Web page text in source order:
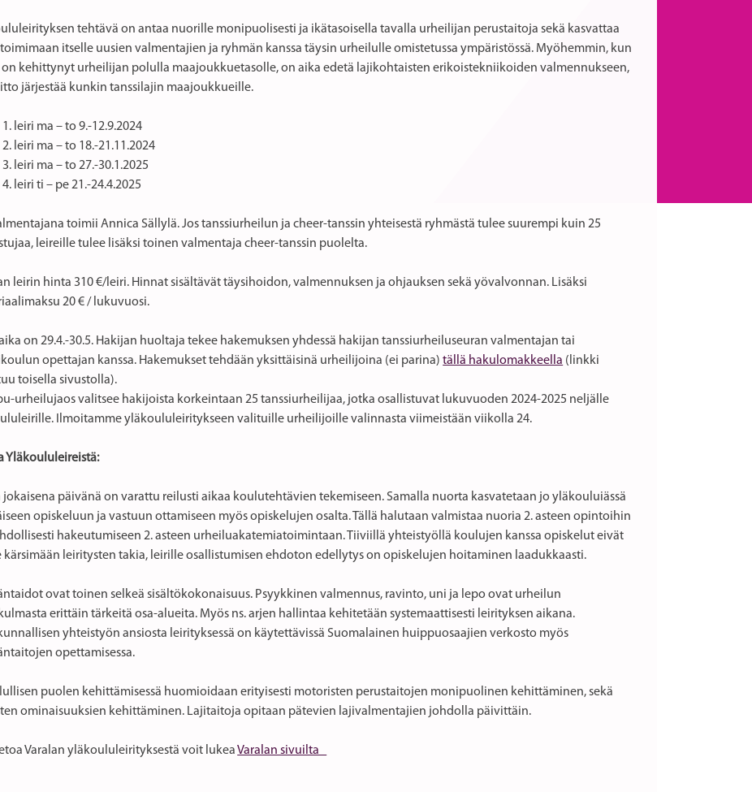
tehtävä on antaa nuorille monipuolisesti ja ikätasoisella tavalla urheilijan perustaitoja sekä kasvattaa
itselle uusien valmentajien ja ryhmän kanssa täysin urheilulle omistetussa ympäristössä. Myöhemmin, kun
kehittynyt urheilijan polulla maajoukkuetasolle, on aika edetä lajikohtaisten erikoistekniikoiden valmennukseen,
järjestää kunkin tanssilajin maajoukkueille.
1. leiri ma – to 9.-12.9.2024
2. leiri ma – to 18.-21.11.2024
3. leiri ma – to 27.-30.1.2025
4. leiri ti – pe 21.-24.4.2025
toimii Annica Sällylä. Jos tanssiurheilun ja cheer-tanssin yhteisestä ryhmästä tulee suurempi kuin 25
leireille tulee lisäksi toinen valmentaja cheer-tanssin puolelta.
leirin hinta 310 €/leiri. Hinnat sisältävät täysihoidon, valmennuksen ja ohjauksen sekä yövalvonnan. Lisäksi
20 € / lukuvuosi.
on 29.4.-30.5. Hakijan huoltaja tekee hakemuksen yhdessä hakijan tanssiurheiluseuran valmentajan tai
opettajan kanssa. Hakemukset tehdään yksittäisinä urheilijoina (ei parina)tällä hakulomakkeella (linkki
toisella sivustolla).
urheilujaos valitsee hakijoista korkeintaan 25 tanssiurheilijaa, jotka osallistuvat lukuvuoden 2024-2025 neljälle
Ilmoitamme yläkoululeiritykseen valituille urheilijoille valinnasta viimeistään viikolla 24.
Yläkoululeireistä:
jokaisena päivänä on varattu reilusti aikaa koulutehtävien tekemiseen. Samalla nuorta kasvatetaan jo yläkouluiässä
opiskeluun ja vastuun ottamiseen myös opiskelujen osalta. Tällä halutaan valmistaa nuoria 2. asteen opintoihin
hakeutumiseen 2. asteen urheiluakatemiatoimintaan. Tiiviillä yhteistyöllä koulujen kanssa opiskelut eivät
kärsimään leiritysten takia, leirille osallistumisen ehdoton edellytys on opiskelujen hoitaminen laadukkaasti.
ovat toinen selkeä sisältökokonaisuus. Psyykkinen valmennus, ravinto, uni ja lepo ovat urheilun
erittäin tärkeitä osa-alueita. Myös ns. arjen hallintaa kehitetään systemaattisesti leirityksen aikana.
yhteistyön ansiosta leirityksessä on käytettävissä Suomalainen huippuosaajien verkosto myös
opettamisessa.
puolen kehittämisessä huomioidaan erityisesti motoristen perustaitojen monipuolinen kehittäminen, sekä
ominaisuuksien kehittäminen. Lajitaitoja opitaan pätevien lajivalmentajien johdolla päivittäin.
Varalan yläkoululeirityksestä voit lukeaVaralan sivuilta